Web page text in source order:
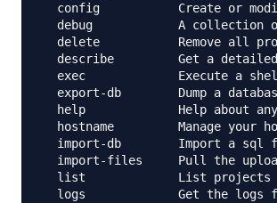
config           Create or
debug            A collection
delete           Remove all
describe         Get a
exec             Execute a
export-db        Dump a
help             Help about
hostname         Manage your
import-db        Import a sql
import-files     Pull the
  list             List projects
logs             Get the logs